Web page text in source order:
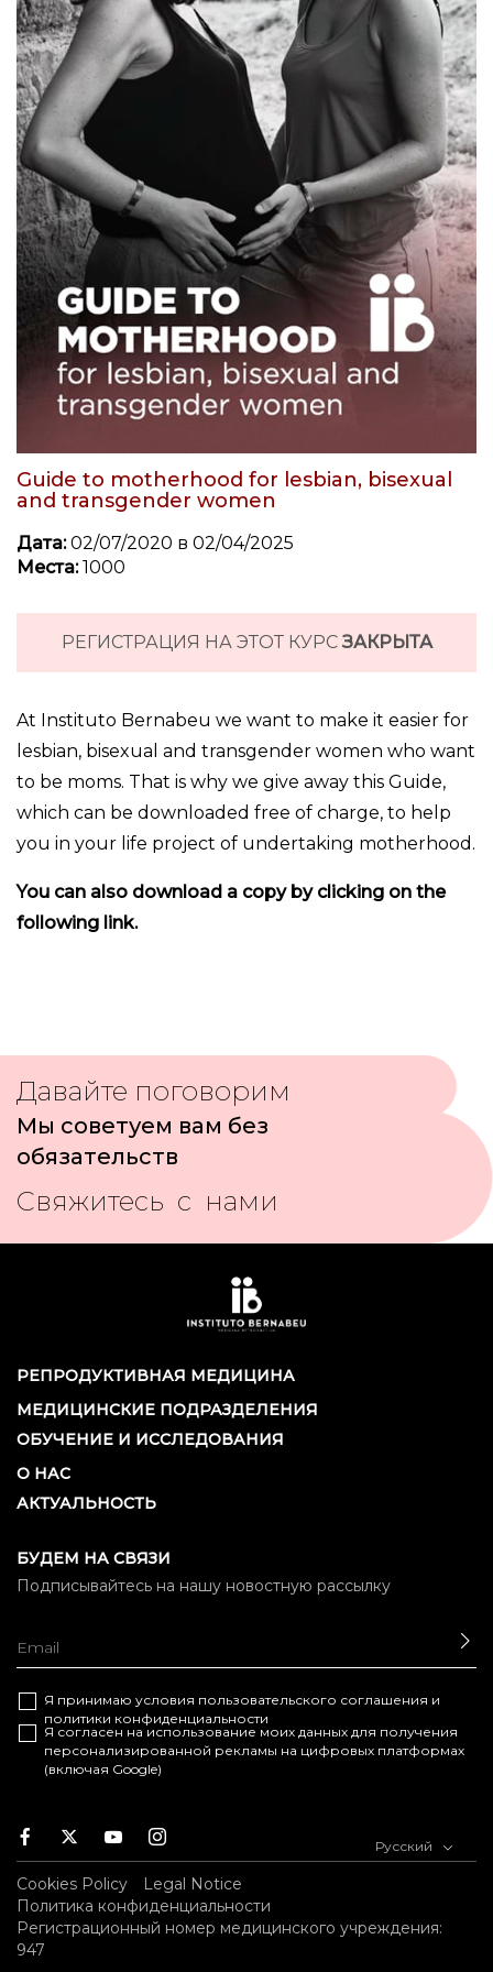
Guide to motherhood for lesbian, bisexual
and transgender women
Дата:02/07/2020 в 02/04/2025
Места:1000
РЕГИСТРАЦИЯ НА ЭТОТ КУРСЗАКРЫТА
At Instituto Bernabeu we want to make it easier for
lesbian, bisexual and transgender women who want
to be moms. That is why we give away this Guide,
which can be downloaded free of charge, to help
you in your life project of undertaking motherhood.
You can also download a copy by clicking on the
following link.
Давайте поговорим
Мы советуем вам без
обязательств
Свяжитесь с нами
РЕПРОДУКТИВНАЯ МЕДИЦИНА
МЕДИЦИНСКИЕ ПОДРАЗДЕЛЕНИЯ
ОБУЧЕНИЕ И ИССЛЕДОВАНИЯ
О НАС
АКТУАЛЬНОСТЬ
БУДЕМ НА СВЯЗИ
Подписывайтесь на нашу новостную рассылку
Я принимаю условия пользовательского соглашения и
политики конфиденциальности
Я согласен на использование моих данных для получения
персонализированной рекламы на цифровых платформах
(включая Google)
Facebook
TwitterYoutubeInstagram Русский
Cookies Policy
Legal Notice
Политика конфиденциальности
Регистрационный номер медицинского учреждения:
947